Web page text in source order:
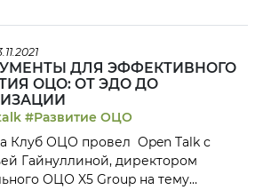
ДЛЯ ЭФФЕКТИВНОГО
ОЦО: ОТ ЭДО ДО
#Развитие ОЦО
Клуб ОЦО провел Open Talk с
Гайнуллиной, директором
ОЦО X5 Group на тему